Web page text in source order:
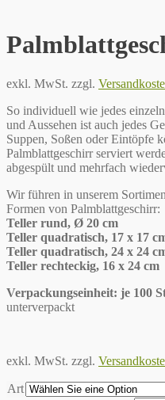
exkl. MwSt. zzgl.
So individuell wie jedes
und Aussehen ist auch jedes
Suppen, Soßen oder Eintöpfe
Palmblattgeschirr serviert
abgespült und mehrfach
Wir führen in unserem
Formen von Palmblattgeschirr:
Teller rund, Ø 20 cm
Teller quadratisch, 17 x 17
Teller quadratisch, 24 x 24
Teller rechteckig, 16 x 24 cm
Verpackungseinheit: je 100
unterverpackt
exkl. MwSt. zzgl.
Art